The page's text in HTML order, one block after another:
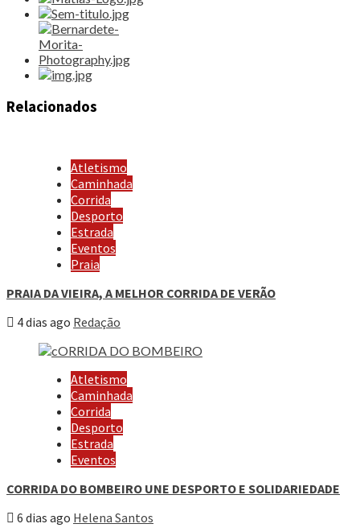
Relacionados
Atletismo
Caminhada
Corrida
Desporto
Estrada
Eventos
Praia
PRAIA DA VIEIRA, A MELHOR CORRIDA DE VERÃO
4 dias ago Redação
Atletismo
Caminhada
Corrida
Desporto
Estrada
Eventos
CORRIDA DO BOMBEIRO UNE DESPORTO E SOLIDARIEDADE
6 dias ago Helena Santos